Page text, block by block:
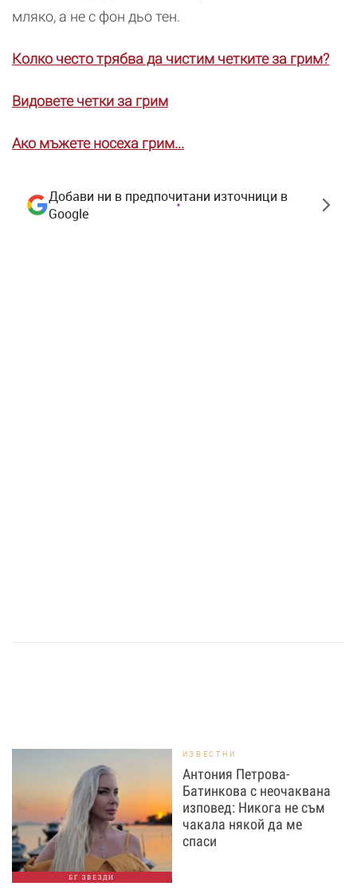
мляко, а не с фон дьо тен.
Колко често трябва да чистим четките за грим?
Видовете четки за грим
Ако мъжете носеха грим...
Добави ни в предпочитани източници в
Google
БГ ЗВЕЗДИ
ИЗВЕСТНИ
Антония Петрова-
Батинкова с неочаквана
изповед: Никога не съм
чакала някой да ме
спаси